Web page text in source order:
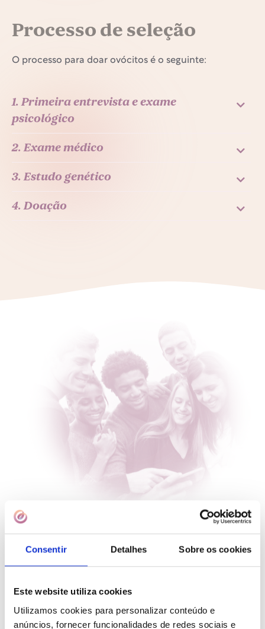
Consentir Detalhes Sobre os cookies
Este website utiliza cookies
Utilizamos cookies para personalizar conteúdo e
anúncios, fornecer funcionalidades de redes sociais e
Processo de seleção
O processo para doar ovócitos é o seguinte:
1. Primeira entrevista e exame
psicológico
2. Exame médico
3. Estudo genético
4. Doação
Queres ser uma